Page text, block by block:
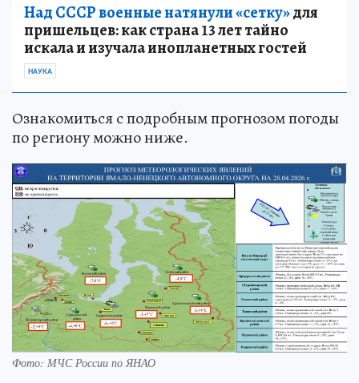
Над СССР военные натянули «сетку»для
пришельцев: как страна 13 лет тайно
искала и изучала инопланетных гостей
НАУКА
Ознакомиться с подробным прогнозом погоды
по региону можно ниже.
Фото: МЧС России по ЯНАО